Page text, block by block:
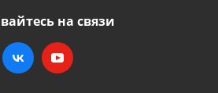
на связи